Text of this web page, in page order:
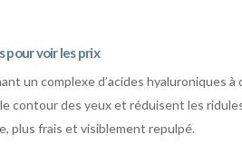
pour voir les prix
un complexe d’acides hyaluroniques à
contour des yeux et réduisent les
plus frais et visiblement repulpé.